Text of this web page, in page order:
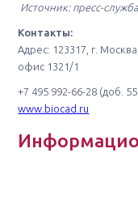
Источник: пресс-
Контакты:
Адрес: 123317, г.
офис 1321/1
+7 495 992-66-28 (доб.
www.biocad.ru